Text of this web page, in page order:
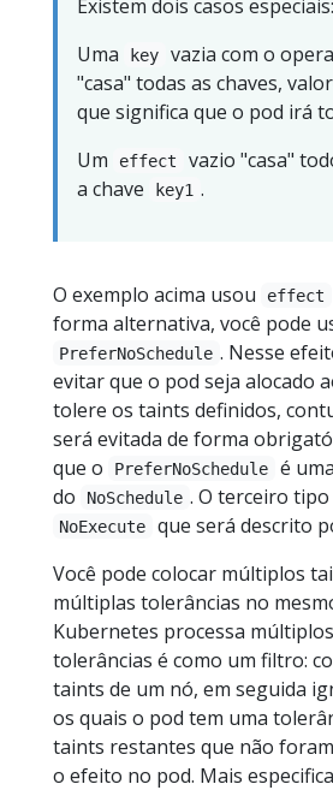
Existem dois casos especiais:
Uma
key vazia com o
"casa" todas as chaves,
que significa que o pod irá
Um
effect
vazio "casa"
a chave
key1 .
O exemplo acima usou effect
forma alternativa, você pode
PreferNoSchedule . Nesse
evitar que o pod seja alocado
tolere os taints definidos,
será evitada de forma
que o
PreferNoSchedule
é
do
NoSchedule . O terceiro tipo
NoExecute
que será descrito
Você pode colocar múltiplos
múltiplas tolerâncias no
Kubernetes processa
tolerâncias é como um filtro:
taints de um nó, em seguida
os quais o pod tem uma
taints restantes que não
o efeito no pod. Mais